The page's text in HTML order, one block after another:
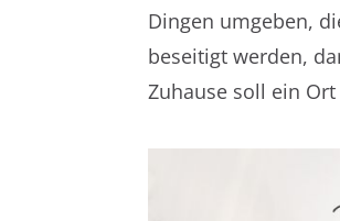
Dingen umgeben,
beseitigt werden,
Zuhause soll ein